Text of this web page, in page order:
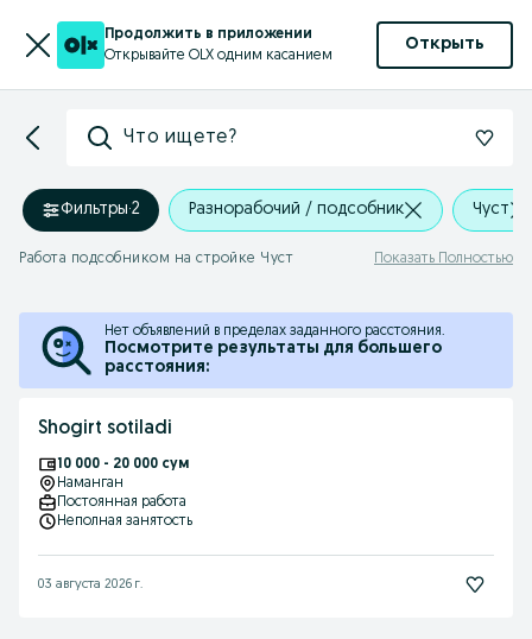
Продолжить в приложении
Открывайте OLX одним касанием
Открыть
Что ищете?
Фильтры·2 Разнорабочий / подсобник Чуст
Работа подсобником на стройке Чуст Показать Полностью
Нет объявлений в пределах заданного расстояния.
Посмотрите результаты для большего
расстояния:
Shogirt sotiladi
10 000 - 20 000 сум
Наманган
Постоянная работа
Неполная занятость
03 августа 2026 г.